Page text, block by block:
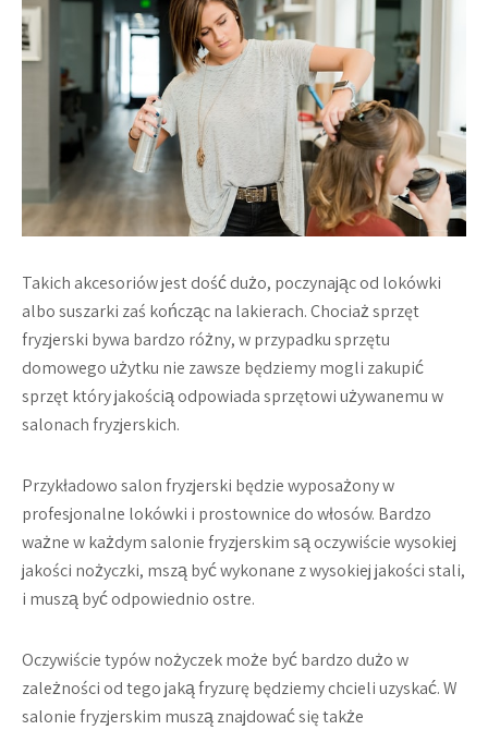
Takich akcesoriów jest dość dużo, poczynając od lokówki
albo suszarki zaś kończąc na lakierach. Chociaż sprzęt
fryzjerski bywa bardzo różny, w przypadku sprzętu
domowego użytku nie zawsze będziemy mogli zakupić
sprzęt który jakością odpowiada sprzętowi używanemu w
salonach fryzjerskich.
Przykładowo salon fryzjerski będzie wyposażony w
profesjonalne lokówki i prostownice do włosów. Bardzo
ważne w każdym salonie fryzjerskim są oczywiście wysokiej
jakości nożyczki, mszą być wykonane z wysokiej jakości stali,
i muszą być odpowiednio ostre.
Oczywiście typów nożyczek może być bardzo dużo w
zależności od tego jaką fryzurę będziemy chcieli uzyskać. W
salonie fryzjerskim muszą znajdować się także